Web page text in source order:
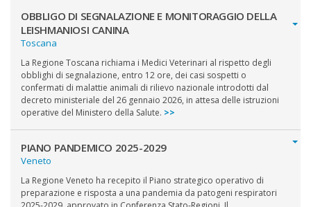
OBBLIGO DI SEGNALAZIONE E MONITORAGGIO DELLA
LEISHMANIOSI CANINA
Toscana
La Regione Toscana richiama i Medici Veterinari al rispetto degli
obblighi di segnalazione, entro 12 ore, dei casi sospetti o
confermati di malattie animali di rilievo nazionale introdotti dal
decreto ministeriale del 26 gennaio 2026, in attesa delle istruzioni
operative del Ministero della Salute. >>
PIANO PANDEMICO 2025-2029
Veneto
La Regione Veneto ha recepito il Piano strategico operativo di
preparazione e risposta a una pandemia da patogeni respiratori